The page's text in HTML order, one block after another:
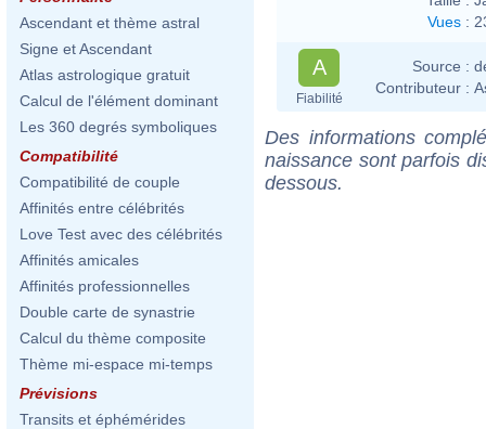
Ascendant et thème astral
Signe et Ascendant
Atlas astrologique gratuit
Calcul de l'élément dominant
Les 360 degrés symboliques
Compatibilité
Compatibilité de couple
Affinités entre célébrités
Love Test avec des célébrités
Affinités amicales
Affinités professionnelles
Double carte de synastrie
Calcul du thème composite
Thème mi-espace mi-temps
Prévisions
Transits et éphémérides
Vues :
A
Fiabilité
Source :
Contributeur :
Des informations
naissance sont parfois
dessous.